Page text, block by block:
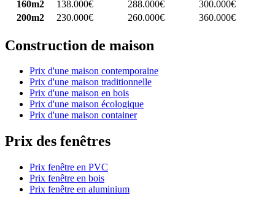
160m2
138.000€ 288.000€
300.000€
200m2
230.000€ 260.000€ 360.000€
Construction de maison
Prix d'une maison contemporaine
Prix d'une maison traditionnelle
Prix d'une maison en bois
Prix d'une maison écologique
Prix d'une maison container
Prix des fenêtres
Prix fenêtre en PVC
Prix fenêtre en bois
Prix fenêtre en aluminium